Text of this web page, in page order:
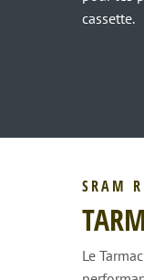
cassette.
SRAM
Le